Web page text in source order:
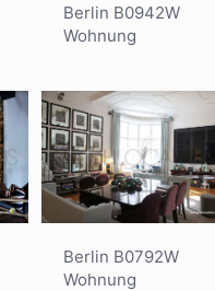
Berlin B0942W
Wohnung
Berlin B0792W
Wohnung